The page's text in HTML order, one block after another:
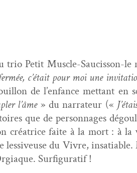
Petit Mus­cle-Saucis­son-le
c’était pour moi une
de l’enfance met­tant
l’âme» du nar­ra­teur («
que de per­son­nages
créa­trice faite à la mort : à la
lessiveuse du Vivre,
Surfiguratif !